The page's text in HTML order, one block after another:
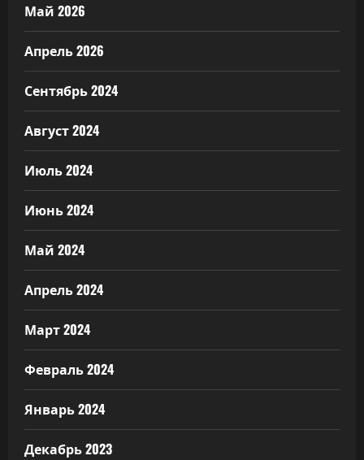
Май 2026
Апрель 2026
Сентябрь 2024
Август 2024
Июль 2024
Июнь 2024
Май 2024
Апрель 2024
Март 2024
Февраль 2024
Январь 2024
Декабрь 2023